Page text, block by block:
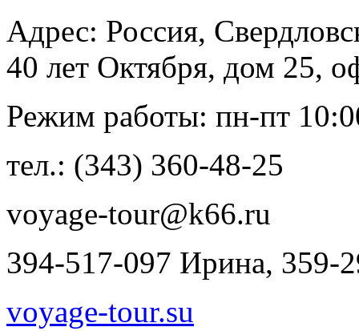
Адрес: Россия,
40 лет Октября, дом 25,
Режим работы: пн-пт
тел.: (343) 360-48-25
voyage-tour@k66.ru
394-517-097 Ирина, 359-
voyage-tour.su